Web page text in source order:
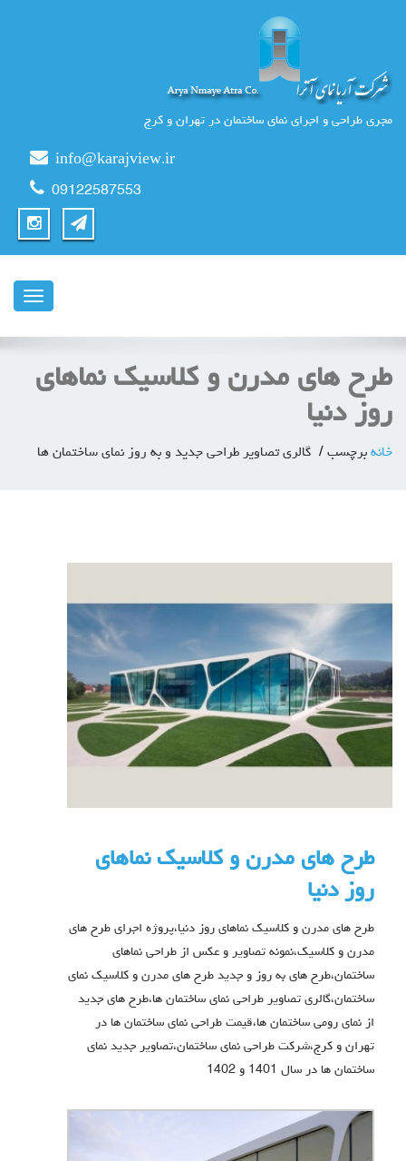
مجری طراحی و اجرای نمای ساختمان در تهران و کرج
info@karajview.ir
09122587553
ناوبری
طرح های مدرن و کلاسیک نماهای
روز دنیا
خانه برچسب گالری تصاویر طراحی جدید و به روز نمای ساختمان ها
طرح های مدرن و کلاسیک نماهای
روز دنیا
طرح های مدرن و کلاسیک نماهای روز دنیا،پروژه اجرای طرح های
مدرن و کلاسیک،نمونه تصاویر و عکس از طراحی نماهای
ساختمان،طرح های به روز و جدید طرح های مدرن و کلاسیک نمای
ساختمان،گالری تصاویر طراحی نمای ساختمان ها،طرح های جدید
از نمای رومی ساختمان ها،قیمت طراحی نمای ساختمان ها در
تهران و کرج،شرکت طراحی نمای ساختمان،تصاویر جدید نمای
ساختمان ها در سال 1401 و 1402